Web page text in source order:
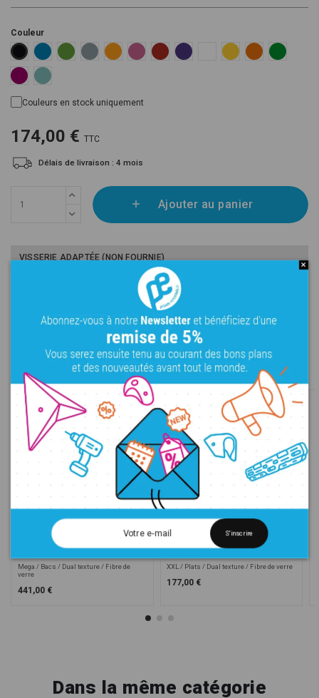
Couleur
Black RAL 9005
Blue RAL 5015
Green RAL 6018
Grey RAL 7001
Orange RAL 1033
Pink RAL 4003
Red RAL 3000Violet S4050-R60B/M
White Yellow RAL 1018
Dark Orange
Dark
Violet RAL 4008
Blue Mint RAL 6027
Couleurs en stock uniquement
174,00 € TTC
Délais de livraison : 4 mois
Ajouter au panier
VISSERIE ADAPTÉE (NON FOURNIE)
Dans la même gamme
Ghostline - Bestsellers 624
Mega Bacs Dual texture
Fibre de
verre
441,00 €
Ghostline Asymetric Balls
XXL Plats Dual texture Fibre de verre
177,00 €
Dans la même catégorie
S'inscrire